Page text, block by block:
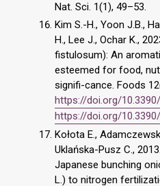
Nat. Sci. 1(1), 49–53.
Kim S.-H., Yoon J.B.,
H., Lee J., Ochar K.,
fistulosum): An
esteemed for food,
signifi-cance. Foods
https://doi.org/
https://doi.org/
Kołota E.,
Uklańska-Pusz C.,
Japanese bunching
L.) to nitrogen